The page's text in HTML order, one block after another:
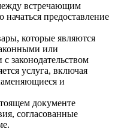
встречающим
предоставление
которые являются
или
законодательством
услуга, включая
и
документе
согласованные